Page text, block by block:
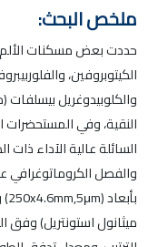
ملخص البحث:
حددت بعض مسكنات الألم
الكيتوبروفين،
والكلوبيدوغريل
النقية، وفي المستحضرات